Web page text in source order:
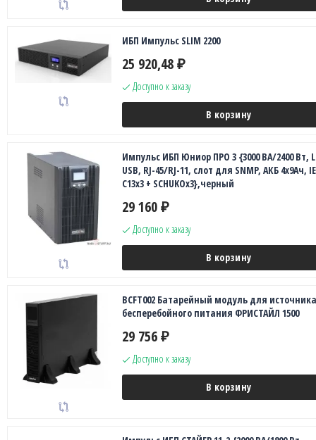
ИБП Импульс SLIM 2200
25 920,48 ₽
Доступно к заказу
В корзину
Импульс ИБП Юниор ПРО 3 {3000 ВА/2400 Вт,
USB, RJ-45/RJ-11, слот для SNMP, АКБ 4х9Ач,
C13x3 + SCHUKOx3},черный
29 160 ₽
Доступно к заказу
В корзину
BCFT002 Батарейный модуль для источника
бесперебойного питания ФРИСТАЙЛ 1500
29 756 ₽
Доступно к заказу
В корзину